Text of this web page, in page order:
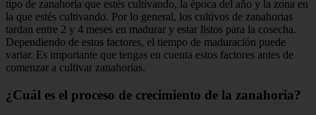
tipo de zanahoria que estés cultivando, la época del año y la zona en
la que estés cultivando. Por lo general, los cultivos de zanahorias
tardan entre 2 y 4 meses en madurar y estar listos para la cosecha.
Dependiendo de estos factores, el tiempo de maduración puede
variar. Es importante que tengas en cuenta estos factores antes de
comenzar a cultivar zanahorias.
¿Cuál es el proceso de crecimiento de la zanahoria?